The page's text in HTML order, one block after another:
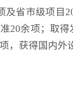
及省市级项目
20余项；取
，获得国内外